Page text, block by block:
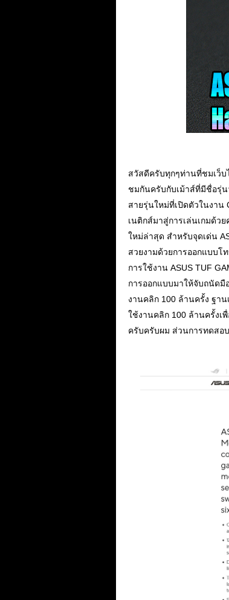
สวัสดีครับทุกๆท่านที่ชมเว็บ
ชมกันครับกับเม้าส์ที่มีชื่อรุ่น
สายรุ่นใหม่ที่เปิดตัวในงาน
เนติกส์มาสู่การเล่นเกมด้ว
ใหม่ล่าสุด สำหรับจุดเด่น
สวยงามด้วยการออกแบบโ
การใช้งาน ASUS TUF
การออกแบบมาให้จับถนัดมื
งานคลิก 100 ล้านครั้ง ฐา
ใช้งานคลิก 100 ล้านครั้งเ
ครับครับผม ส่วนการทดสอ